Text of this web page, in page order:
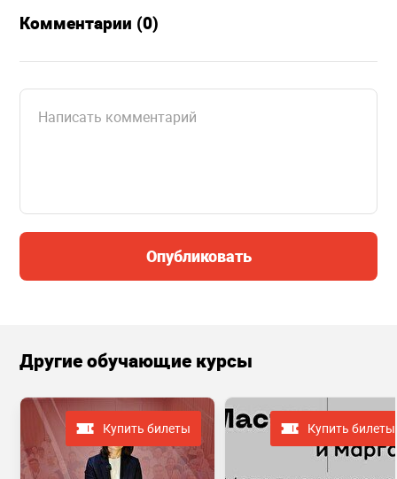
Комментарии (0)
Опубликовать
Другие обучающие курсы
Купить билеты Купить билеты